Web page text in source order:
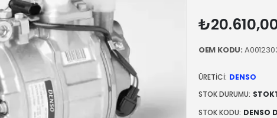
OEM KODU:
ÜRETICI: DENSO
STOK DURUMU:
STOK KODU: DENSO